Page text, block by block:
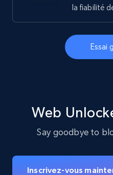
la fiabilité
Essai
Web
Say goodbye to
Inscrivez-vous